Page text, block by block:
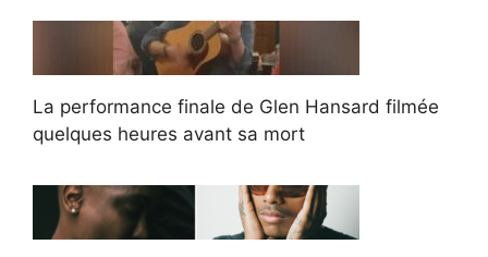
La performance finale de Glen Hansard filmée
quelques heures avant sa mort